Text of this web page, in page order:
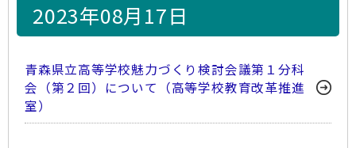
2023年08月17日
青森県立高等学校魅力づくり検討会議第１分科
会（第２回）について（高等学校教育改革推進
室）